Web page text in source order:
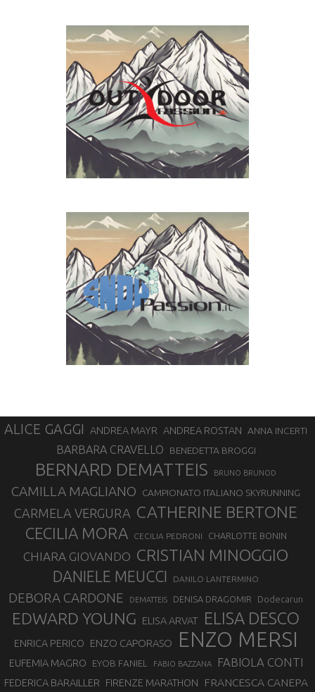
ALICE GAGGI ANDREA MAYR ANDREA ROSTAN ANNA INCERTI
BARBARA CRAVELLO BENEDETTA BROGGI
BERNARD DEMATTEIS BRUNO BRUNOD
CAMILLA MAGLIANO CAMPIONATO ITALIANO SKYRUNNING
CARMELA VERGURA CATHERINE BERTONE
CECILIA MORA CECILIA PEDRONI CHARLOTTE BONIN
CHIARA GIOVANDO CRISTIAN MINOGGIO
DANIELE MEUCCI DANILO LANTERMINO
DEBORA CARDONE DEMATTEIS DENISA DRAGOMIR Dodecarun
EDWARD YOUNG ELISA ARVAT ELISA DESCO
ENRICA PERICO ENZO CAPORASO ENZO MERSI
EUFEMIA MAGRO EYOB FANIEL FABIO BAZZANA FABIOLA CONTI
FEDERICA BARAILLER FIRENZE MARATHON FRANCESCA CANEPA